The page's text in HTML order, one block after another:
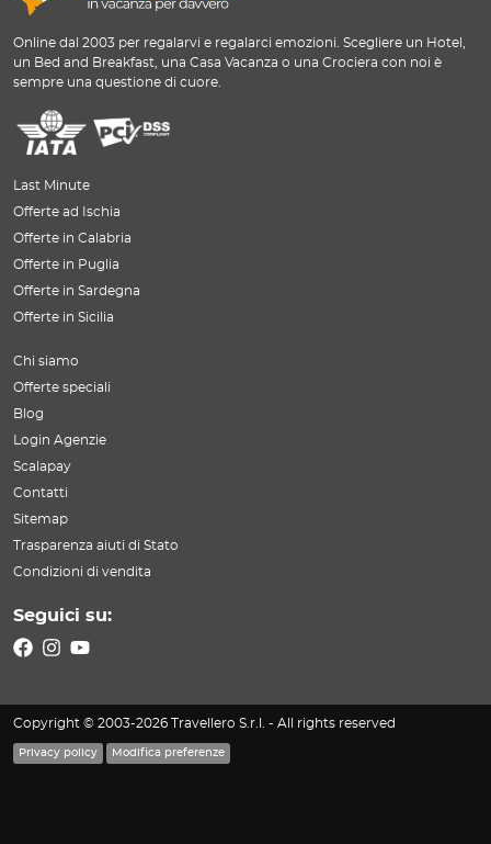
Online dal 2003 per regalarvi e regalarci emozioni. Scegliere un Hotel,
un Bed and Breakfast, una Casa Vacanza o una Crociera con noi è
sempre una questione di cuore.
Last Minute
Offerte ad Ischia
Offerte in Calabria
Offerte in Puglia
Offerte in Sardegna
Offerte in Sicilia
Chi siamo
Offerte speciali
Blog
Login Agenzie
Scalapay
Contatti
Sitemap
Trasparenza aiuti di Stato
Condizioni di vendita
Seguici su:
Copyright © 2003-2026 Travellero S.r.l. - All rights reserved
Privacy policy Modifica preferenze